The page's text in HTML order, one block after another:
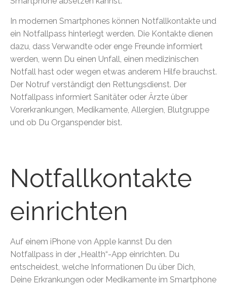
In modernen Smartphones können Notfallkontakte und
ein Notfallpass hinterlegt werden. Die Kontakte dienen
dazu, dass Verwandte oder enge Freunde informiert
werden, wenn Du einen Unfall, einen medizinischen
Notfall hast oder wegen etwas anderem Hilfe brauchst.
Der Notruf verständigt den Rettungsdienst. Der
Notfallpass informiert Sanitäter oder Ärzte über
Vorerkrankungen, Medikamente, Allergien, Blutgruppe
und ob Du Organspender bist.
Notfallkontakte
einrichten
Auf einem iPhone von Apple kannst Du den
Notfallpass in der „Health“-App einrichten. Du
entscheidest, welche Informationen Du über Dich,
Deine Erkrankungen oder Medikamente im Smartphone